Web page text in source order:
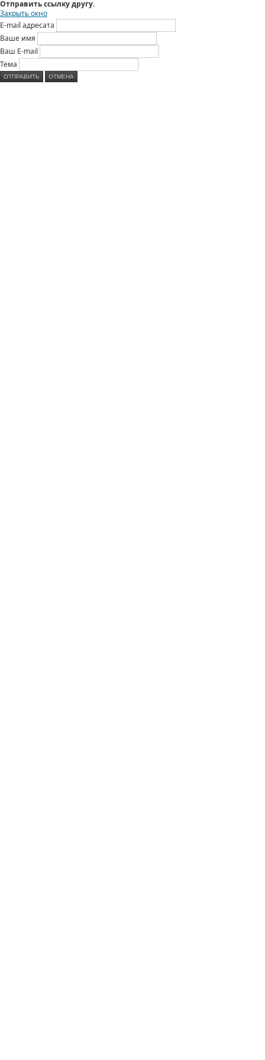
Отправить ссылку другу.
Закрыть окно
E-mail адресата
Ваше имя
Ваш E-mail
Тема
ОТПРАВИТЬ ОТМЕНА